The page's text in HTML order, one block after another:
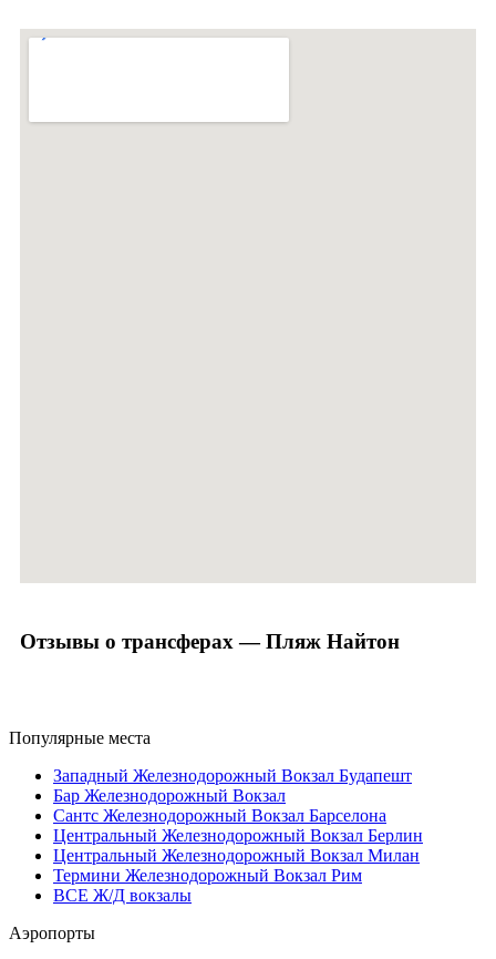
Отзывы о трансферах — Пляж Найтон
Популярные места
Западный Железнодорожный Вокзал Будапешт
Бар Железнодорожный Вокзал
Сантс Железнодорожный Вокзал Барселона
Центральный Железнодорожный Вокзал Берлин
Центральный Железнодорожный Вокзал Милан
Термини Железнодорожный Вокзал Рим
ВСЕ Ж/Д вокзалы
Аэропорты